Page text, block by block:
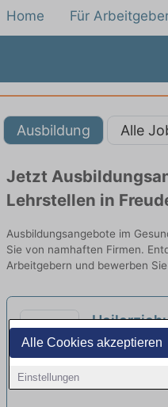
Alle Cookies akzeptieren
Einstellungen
Home Für
Ausbildung Alle
Jetzt
Lehrstellen in
Ausbildungsangebote im
Sie von namhaften Firmen.
Arbeitgebern und bewerben
Funktion
Habila